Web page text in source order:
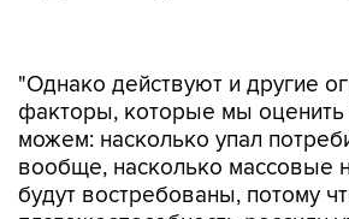
можем: насколько упал
вообще, насколько массовые
будут востребованы, потому
платежеспособность россиян
условиях предсказывать